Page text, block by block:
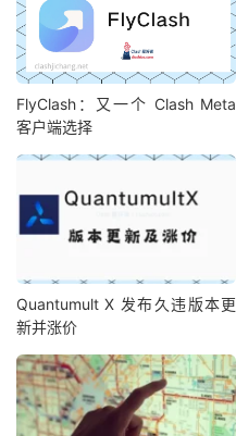
FlyClash：又一个 Clash Meta
客户端选择
Quantumult X 发布久违版本更
新并涨价